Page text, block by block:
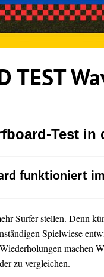
TEST
Test in
funktioniert
Surfer stellen. Denn
Spielwiese
machen
zu vergleichen.